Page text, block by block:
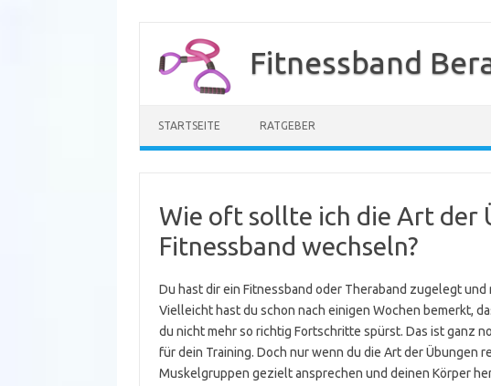
springen
Fitnessband
STARTSEITE RATGEBER
Wie oft sollte ich die Art der
Fitnessband wechseln?
Du hast dir ein Fitnessband oder Theraband zugelegt
Vielleicht hast du schon nach einigen Wochen bemerkt,
du nicht mehr so richtig Fortschritte spürst. Das ist ganz
für dein Training. Doch nur wenn du die Art der Übungen
Muskelgruppen gezielt ansprechen und deinen Körper